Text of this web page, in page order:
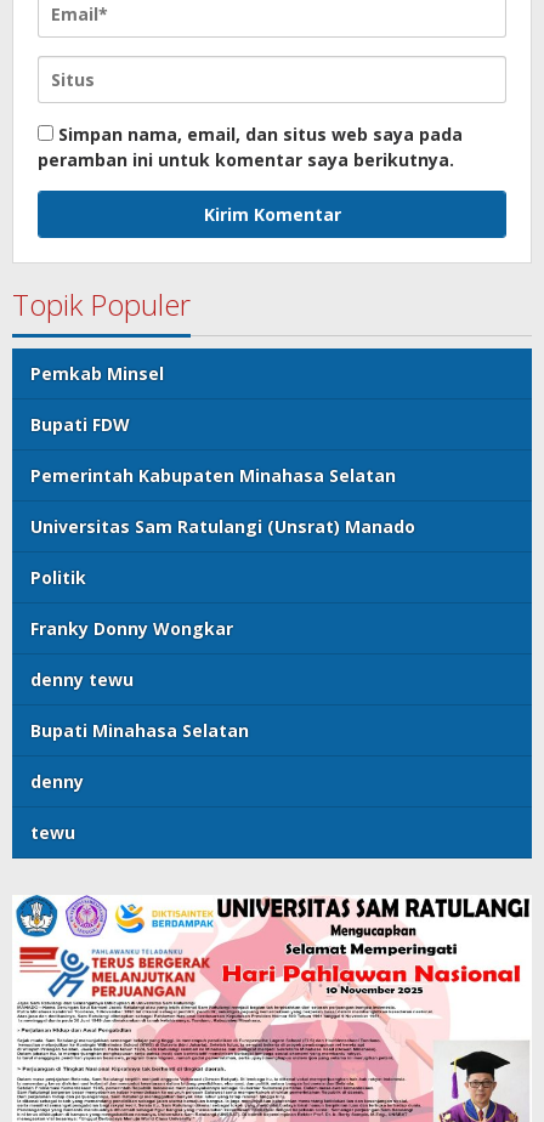
Simpan nama, email, dan situs web saya pada
peramban ini untuk komentar saya berikutnya.
Topik Populer
Pemkab Minsel
Bupati FDW
Pemerintah Kabupaten Minahasa Selatan
Universitas Sam Ratulangi (Unsrat) Manado
Politik
Franky Donny Wongkar
denny tewu
Bupati Minahasa Selatan
denny
tewu